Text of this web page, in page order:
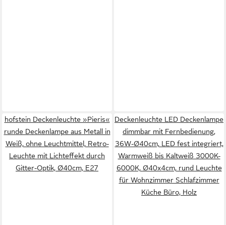
hofstein Deckenleuchte »Pieris«
runde Deckenlampe aus Metall in
Weiß, ohne Leuchtmittel, Retro-
Leuchte mit Lichteffekt durch
Gitter-Optik, Ø40cm, E27
Deckenleuchte LED Deckenlampe
dimmbar mit Fernbedienung,
36W-Ø40cm, LED fest integriert,
Warmweiß bis Kaltweiß 3000K-
6000K, Ø40x4cm, rund Leuchte
für Wohnzimmer Schlafzimmer
Küche Büro, Holz